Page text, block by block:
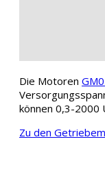
Die Motoren
können 0,3-2000
Zu den